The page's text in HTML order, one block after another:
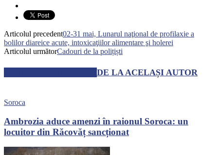
Articolul precedent02-31 mai, Lunarul naţional de profilaxie a
bolilor diareice acute, intoxicaţiilor alimentare şi holerei
Articolul următorCadouri de la polițiști
DE LA ACELAȘI AUTOR
Soroca
Ambrozia aduce amenzi în raionul Soroca: un
locuitor din Răcovăț sancționat